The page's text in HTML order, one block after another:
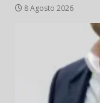
8 Agosto 2026